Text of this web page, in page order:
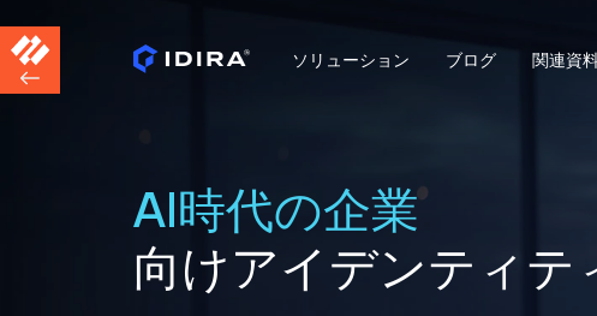
ソリューション ブログ 関連資
AI時代の企業
向けアイデンティテ